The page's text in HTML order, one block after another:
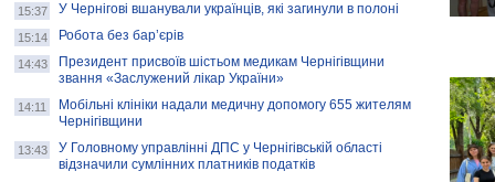
Золота тварина: видання Forbes
написало про чернігівця Патрона: хто і
скільки на ньому заробляє? І куди
витрачають?
15:37 У Чернігові вшанували українців, які загинули в полоні
15:14 Робота без бар’єрів
14:43
Президент присвоїв шістьом медикам Чернігівщини
звання «Заслужений лікар України»
14:11
Мобільні клініки надали медичну допомогу 655 жителям
Чернігівщини
13:43
У Головному управлінні ДПС у Чернігівській області
відзначили сумлінних платників податків